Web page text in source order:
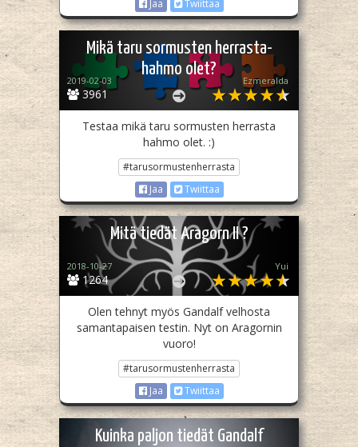
Jaa
Twiittaa
Mikä taru sormusten herrasta-
hahmo olet?
3961
2019-02-03 Ezmeralda
Testaa mikä taru sormusten herrasta
hahmo olet. :)
#tarusormustenherrasta
Jaa
Twiittaa
Mitä tiedät Aragorn II ?
1264
2018-10-27 Yui
Olen tehnyt myös Gandalf velhosta
samantapaisen testin. Nyt on Aragornin
vuoro!
#tarusormustenherrasta
Jaa
Twiittaa
Kuinka paljon tiedät Gandalf